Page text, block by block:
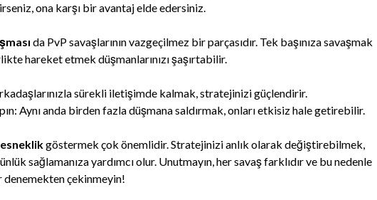
ona karşı bir avantaj elde edersiniz.
da PvP savaşlarının vazgeçilmez bir parçasıdır. Tek başınıza savaşmak
hareket etmek düşmanlarınızı şaşırtabilir.
sürekli iletişimde kalmak, stratejinizi güçlendirir.
Aynı anda birden fazla düşmana saldırmak, onları etkisiz hale getirebilir.
esneklikgöstermek çok önemlidir. Stratejinizi anlık olarak değiştirebilmek,
sağlamanıza yardımcı olur. Unutmayın, her savaş farklıdır ve bu nedenle
çekinmeyin!